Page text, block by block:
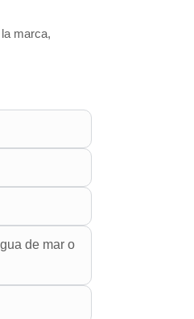
marca,
de mar o